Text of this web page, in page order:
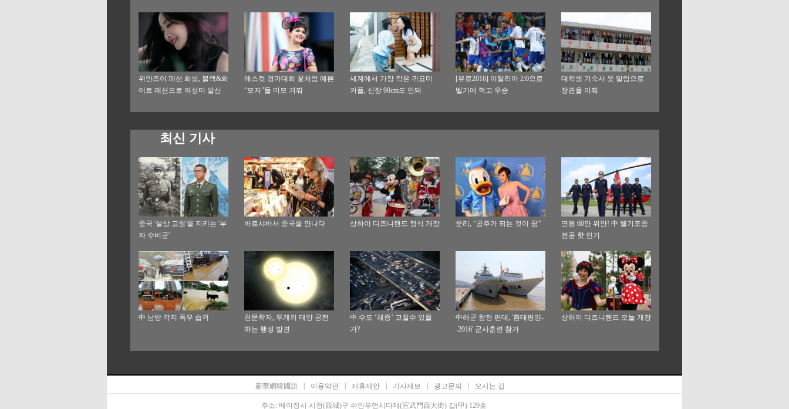
위안즈이 패션 화보, 블랙&화
이트 패션으로 여성미 발산
애스컷 경마대회 꽃처럼 예쁜
“모자”들 미모 겨뤄
세계에서 가장 작은 귀요미
커플, 신장 90cm도 안돼
[유로2016] 이탈리아 2:0으로
벨기에 꺽고 우승
대학생 기숙사 옷 말림으로
장관을 이뤄
최신 기사
중국 '설상 고원'을 지키는 '부
자 수비군'
바르샤바서 중국을 만나다 상하이 디즈니랜드 정식 개장 쑨리, “공주가 되는 것이 꿈”
연봉 60만 위안! 中 헬기조종
전공 핫 인기
中 남방 각지 폭우 습격
천문학자, 두개의 태양 공전
하는 행성 발견
中 수도 ‘체증’ 고칠수 있을
가?
中해군 함정 편대, '환태평양-
-2016' 군사훈련 참가
상하이 디즈니랜드 오늘 개장
新華網韓國語 이용약관 제휴제안 기사제보 광고문의 오시는 길
주소: 베이징시 시청(西城)구 쉬안우먼시다제(宣武門西大街) 갑(甲) 129호